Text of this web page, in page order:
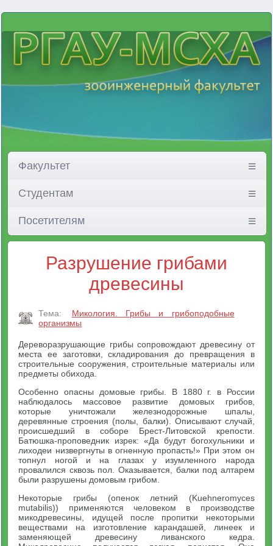
Факультет
Студентам
Посетителям
Разрушение грибами
древесины
Тема:
Микология. Грибы и грибоподобные
организмы
Дереворазрушающие грибы сопровождают древесину от
места ее заготовки, складирования до превращения в
строительные сооружения, строительные материалы или
предметы обихода.
Особенно опасны домовые грибы. В 1880 г. в России
наблюдалось массовое развитие домовых грибов,
которые уничтожали железнодорожные шпалы,
деревянные строения (полы, балки). Описывают случай,
происшедший в соборе Брест-Литовской крепости.
Батюшка-проповедник изрек: «Да будут богохульники и
лиходеи низвергнуты в огненную пропасть!» При этом он
топнул ногой и на глазах у изумленного народа
провалился сквозь пол. Оказывается, балки под алтарем
были разрушены домовым грибом.
Некоторые грибы (опенок летний (Kuehneromyces
mutabilis)) применяются человеком в производстве
микодревесины, идущей после пропитки некоторыми
веществами на изготовление карандашей, линеек и
заменяющей древесину ливанского кедра.